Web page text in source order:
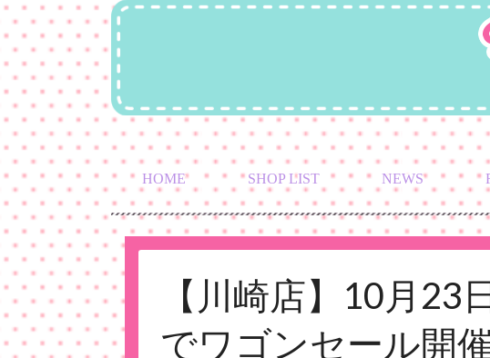
HOME SHOP LIST NEWS
【川崎店】10月
でワゴンセール開催